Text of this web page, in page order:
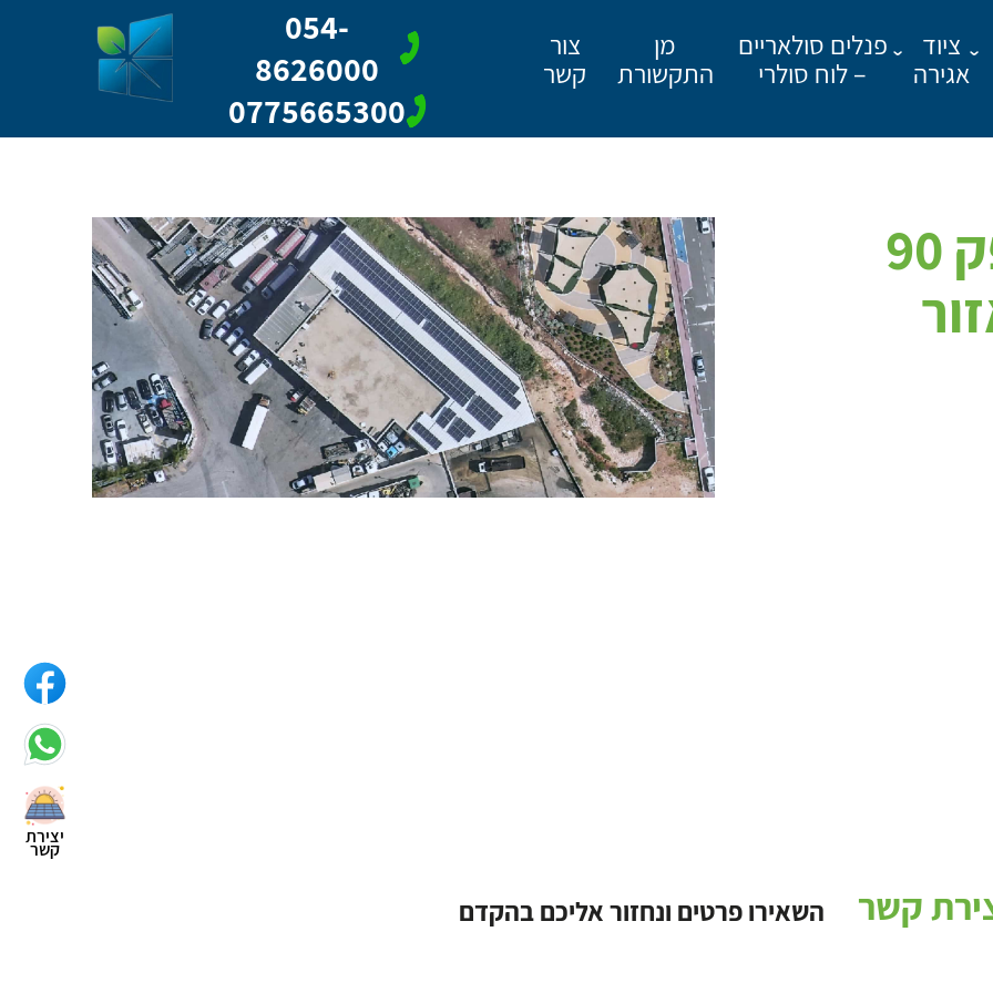
ציוד
אגירה
פנלים סולאריים
– לוח סולרי
מן
התקשורת
צור
קשר
054-
8626000
0775665300
יצירת
קשר
מערכת סולרי בהספק 90
קשר השאירו פרטים ונחזור אליכם בהקדם